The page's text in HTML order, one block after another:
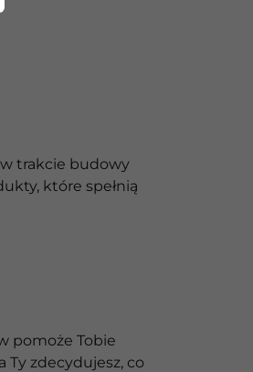
trakcie budowy
które spełnią
pomoże Tobie
zdecydujesz, co